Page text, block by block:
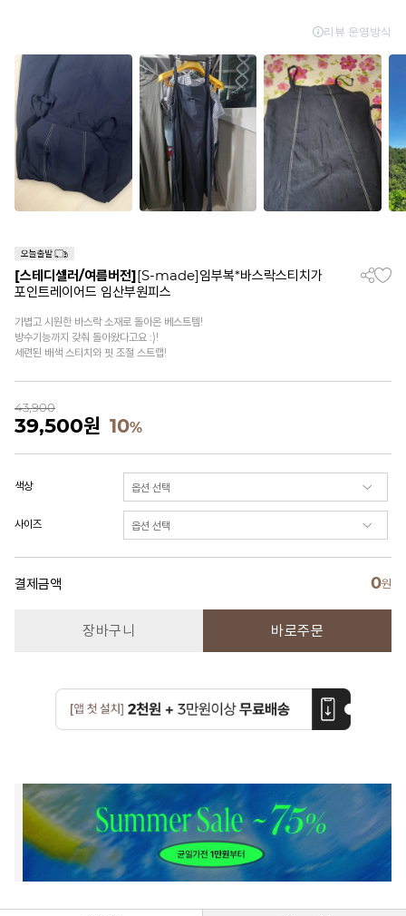
[스테디셀러/여름버전][S-made]임부복*바스락스티치가
포인트레이어드 임산부원피스
가볍고 시원한 바스락 소재로 돌아온 베스트템!
방수기능까지 갖춰 돌아왔다고요 :)!
세련된 배색 스티치와 핏 조절 스트랩!
43,900
39,500원 10%
색상
사이즈
결제금액 0원
장바구니 바로주문